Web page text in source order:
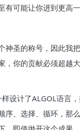
有可能让你进到更高一
神圣的称号，因此我
，你的贡献必须超越
设计了ALGOL语言
序、选择、循环，那